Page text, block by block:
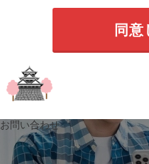
お問い合わせ